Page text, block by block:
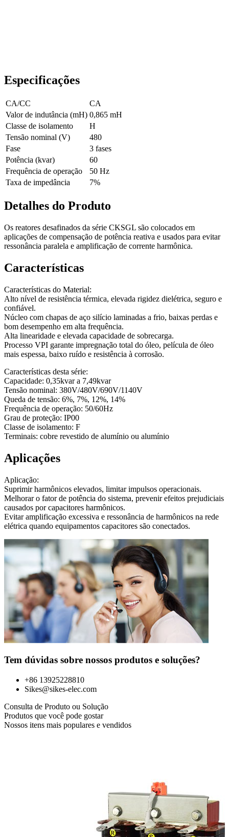
Especificações
CA/CC
CA
Valor de indutância (mH) 0,865 mH
Classe de isolamento
H
Tensão nominal (V)
480
Fase
3 fases
Potência (kvar)
60
Frequência de operação
50 Hz
Taxa de impedância
7%
Detalhes do Produto
Os reatores desafinados da série CKSGL são colocados em
aplicações de compensação de potência reativa e usados para evitar
ressonância paralela e amplificação de corrente harmônica.
Características
Características do Material:
Alto nível de resistência térmica, elevada rigidez dielétrica, seguro e
confiável.
Núcleo com chapas de aço silício laminadas a frio, baixas perdas e
bom desempenho em alta frequência.
Alta linearidade e elevada capacidade de sobrecarga.
Processo VPI garante impregnação total do óleo, película de óleo
mais espessa, baixo ruído e resistência à corrosão.
Características desta série:
Capacidade: 0,35kvar a 7,49kvar
Tensão nominal: 380V/480V/690V/1140V
Queda de tensão: 6%, 7%, 12%, 14%
Frequência de operação: 50/60Hz
Grau de proteção: IP00
Classe de isolamento: F
Terminais: cobre revestido de alumínio ou alumínio
Aplicações
Aplicação:
Suprimir harmônicos elevados, limitar impulsos operacionais.
Melhorar o fator de potência do sistema, prevenir efeitos prejudiciais
causados por capacitores harmônicos.
Evitar amplificação excessiva e ressonância de harmônicos na rede
elétrica quando equipamentos capacitores são conectados.
Tem dúvidas sobre nossos produtos e soluções?
+86 13925228810
Sikes@sikes-elec.com
Consulta de Produto ou Solução
Produtos que você pode gostar
Nossos itens mais populares e vendidos